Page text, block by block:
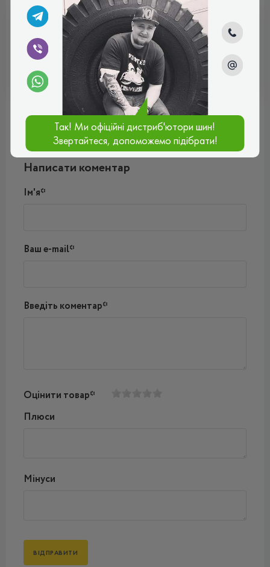
ВСЕСЕЗОННІ
Відгуки (0)
Поки немає коментарів
Написати коментар
Ім'я*
Ваш e-mail*
Введіть коментар*
Оцінити товар*
Плюси
Мінуси
Так! Ми офіційні дистриб'ютори шин!
Звертайтеся, допоможемо підібрати!